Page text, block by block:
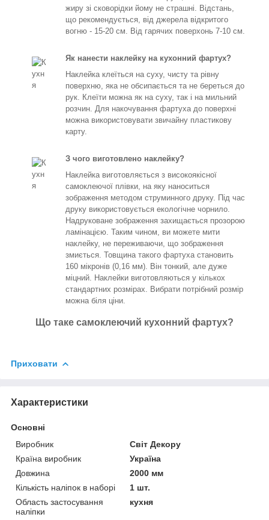
Що таке самоклеючий кухонний фартух?
З чого виготовлено наклейку?
Наклейка виготовляється з високоякісної
самоклеючої плівки, на яку наноситься
зображення методом струминного друку. Під час
друку використовується екологічне чорнило.
Надруковане зображення захищається прозорою
ламінацією. Таким чином, ви можете мити
наклейку, не переживаючи, що зображення
змиється. Товщина такого фартуха становить
160 мікронів (0,16 мм). Він тонкий, але дуже
міцний. Наклейки виготовляються у кількох
стандартних розмірах. Вибрати потрібний розмір
можна біля ціни.
Як нанести наклейку на кухонний фартух?
Наклейка клеїться на суху, чисту та рівну
поверхню, яка не обсипається та не береться до
рук. Клеїти можна як на суху, так і на мильний
розчин. Для накочування фартуха до поверхні
можна використовувати звичайну пластикову
карту.
жиру зі сковорідки йому не страшні. Відстань,
що рекомендується, від джерела відкритого
вогню - 15-20 см. Від гарячих поверхонь 7-10 см.
Приховати
Характеристики
Основні
Виробник
Світ Декору
Країна виробник
Україна
Довжина
2000 мм
Кількість наліпок в наборі
1 шт.
Область застосування
наліпки
кухня